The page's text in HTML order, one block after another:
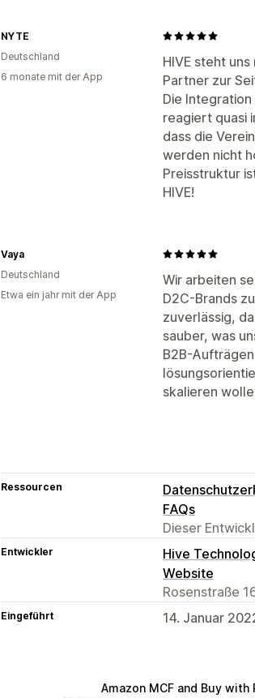
HIVE steht
Partner zur
Die
reagiert quasi
dass die
werden nicht
Preisstruktur
HIVE!
NYTE
Deutschland
6 monate mit der App
Wir arbeiten
D2C-Brands
zuverlässig,
sauber, was
B2B-
skalieren
Vaya
Deutschland
Etwa ein jahr mit der App
Ressourcen
FAQs
Dieser
Entwickler
Hive
Website
Rosenstraße
Eingeführt 14. Januar
Amazon MCF and Buy with